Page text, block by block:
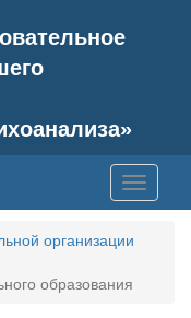
Toggle
организации
образования